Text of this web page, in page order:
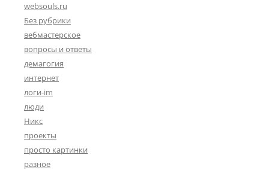
websouls.ru
Без рубрики
вебмастерское
вопросы и ответы
демагогия
интернет
логи-im
люди
Никс
проекты
просто картинки
разное